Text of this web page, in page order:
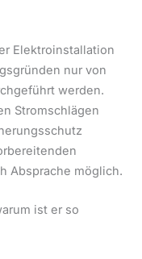
Elektroinstallation
nur von
werden.
Stromschlägen
Absprache möglich.
ist er so